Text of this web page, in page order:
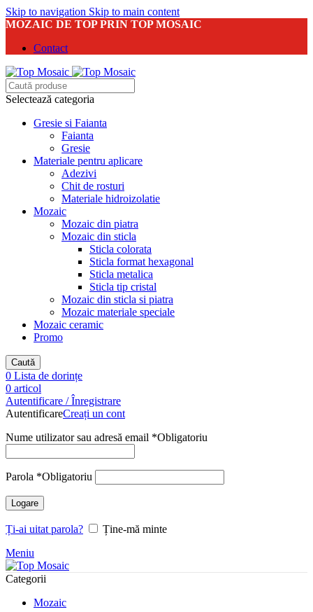
Skip to navigation Skip to main content
MOZAIC DE TOP PRIN TOP MOSAIC
Contact
Selectează categoria
Gresie si Faianta
Faianta
Gresie
Materiale pentru aplicare
Adezivi
Chit de rosturi
Materiale hidroizolatie
Mozaic
Mozaic din piatra
Mozaic din sticla
Sticla colorata
Sticla format hexagonal
Sticla metalica
Sticla tip cristal
Mozaic din sticla si piatra
Mozaic materiale speciale
Mozaic ceramic
Promo
Caută
0 Lista de dorințe
0 articol
Autentificare / Înregistrare
AutentificareCreați un cont
Nume utilizator sau adresă email *Obligatoriu
Parola *Obligatoriu
Logare
Ți-ai uitat parola?
Ține-mă minte
Meniu
Categorii
Mozaic